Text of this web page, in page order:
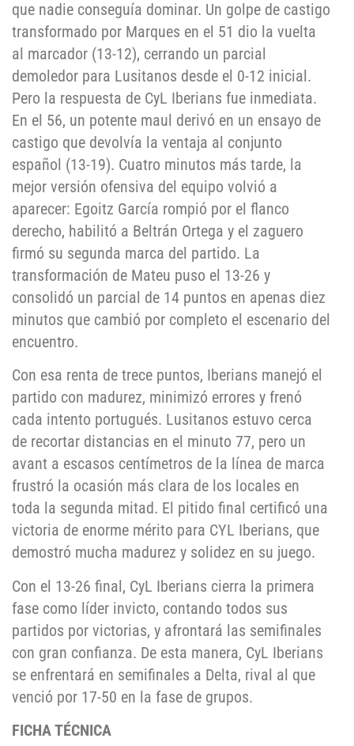
que nadie conseguía dominar. Un golpe de castigo
transformado por Marques en el 51 dio la vuelta
al marcador (13-12), cerrando un parcial
demoledor para Lusitanos desde el 0-12 inicial.
Pero la respuesta de CyL Iberians fue inmediata.
En el 56, un potente maul derivó en un ensayo de
castigo que devolvía la ventaja al conjunto
español (13-19). Cuatro minutos más tarde, la
mejor versión ofensiva del equipo volvió a
aparecer: Egoitz García rompió por el flanco
derecho, habilitó a Beltrán Ortega y el zaguero
firmó su segunda marca del partido. La
transformación de Mateu puso el 13-26 y
consolidó un parcial de 14 puntos en apenas diez
minutos que cambió por completo el escenario del
encuentro.
Con esa renta de trece puntos, Iberians manejó el
partido con madurez, minimizó errores y frenó
cada intento portugués. Lusitanos estuvo cerca
de recortar distancias en el minuto 77, pero un
avant a escasos centímetros de la línea de marca
frustró la ocasión más clara de los locales en
toda la segunda mitad. El pitido final certificó una
victoria de enorme mérito para CYL Iberians, que
demostró mucha madurez y solidez en su juego.
Con el 13-26 final, CyL Iberians cierra la primera
fase como líder invicto, contando todos sus
partidos por victorias, y afrontará las semifinales
con gran confianza. De esta manera, CyL Iberians
se enfrentará en semifinales a Delta, rival al que
venció por 17-50 en la fase de grupos.
FICHA TÉCNICA